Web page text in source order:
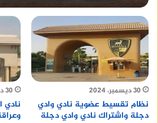
30 ديسمبر، 2024
نظام تقسيط عضوية نادي وادي
دجلة واشتراك نادي وادي دجلة
30 ديسمبر، 2024
نادي